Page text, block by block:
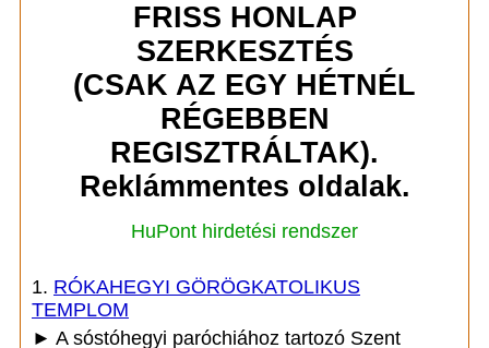
FRISS HONLAP
SZERKESZTÉS
(CSAK AZ EGY HÉTNÉL
RÉGEBBEN
REGISZTRÁLTAK).
Reklámmentes oldalak.
HuPont hirdetési rendszer
1. RÓKAHEGYI GÖRÖGKATOLIKUS
TEMPLOM
► A sóstóhegyi paróchiához tartozó Szent